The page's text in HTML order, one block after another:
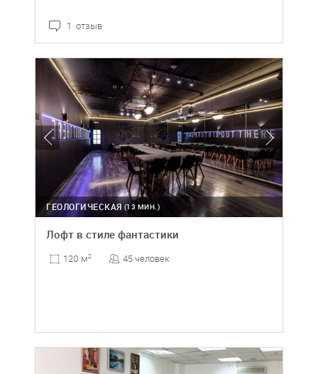
1 отзыв
(13 МИН.)
ГЕОЛОГИЧЕСКАЯ
Лофт в стиле фантастики
120 м2 45 человек